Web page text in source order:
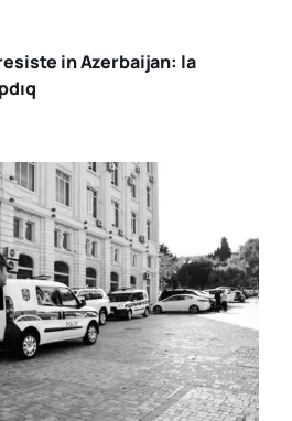
in Azerbaijan: la